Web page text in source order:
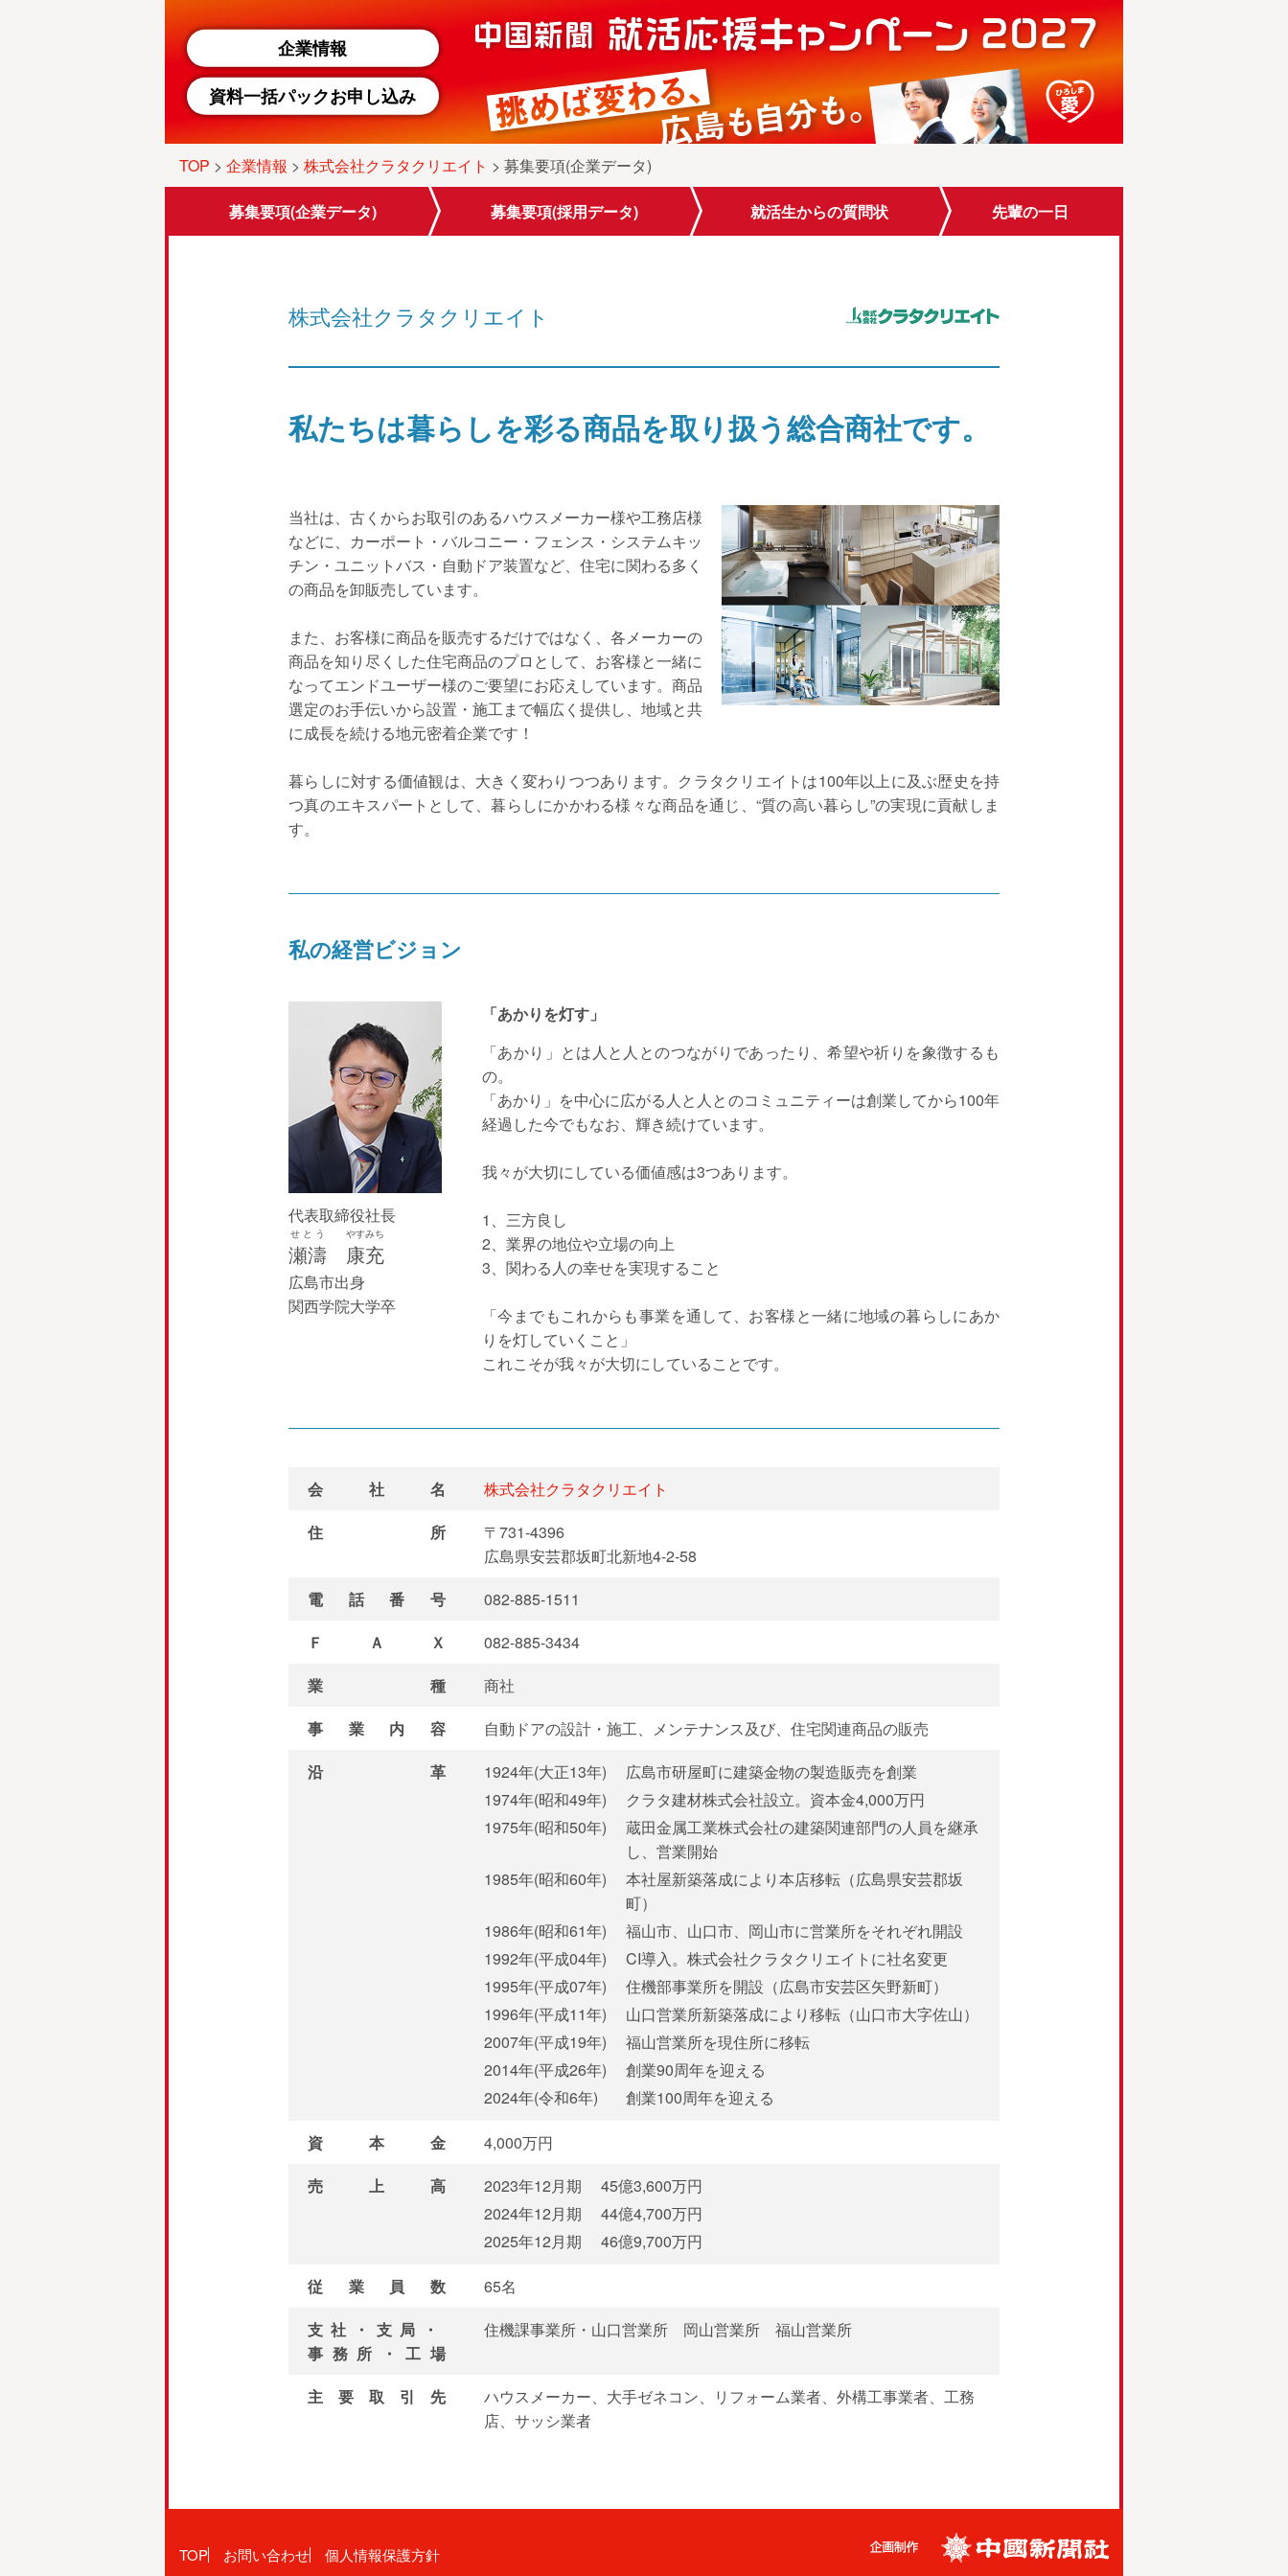
企業情報
資料一括パックお申し込み
TOP > 企業情報 > 株式会社クラタクリエイト > 募集要項(企業データ)
募集要項(企業データ) 募集要項(採用データ) 就活生からの質問状 先輩の一日
株式会社クラタクリエイト
私たちは暮らしを彩る商品を取り扱う総合商社です。
当社は、古くからお取引のあるハウスメーカー様や工務店様
などに、カーポート・バルコニー・フェンス・システムキッ
チン・ユニットバス・自動ドア装置など、住宅に関わる多く
の商品を卸販売しています。
また、お客様に商品を販売するだけではなく、各メーカーの
商品を知り尽くした住宅商品のプロとして、お客様と一緒に
なってエンドユーザー様のご要望にお応えしています。商品
選定のお手伝いから設置・施工まで幅広く提供し、地域と共
に成長を続ける地元密着企業です！
暮らしに対する価値観は、大きく変わりつつあります。クラタクリエイトは100年以上に及ぶ歴史を持
つ真のエキスパートとして、暮らしにかかわる様々な商品を通じ、“質の高い暮らし”の実現に貢献しま
す。
私の経営ビジョン
代表取締役社長
瀬濤
せとう
康充
やすみち
広島市出身
関西学院大学卒
「あかりを灯す」
「あかり」とは人と人とのつながりであったり、希望や祈りを象徴するも
の。
「あかり」を中心に広がる人と人とのコミュニティーは創業してから100年
経過した今でもなお、輝き続けています。
我々が大切にしている価値感は3つあります。
1、三方良し
2、業界の地位や立場の向上
3、関わる人の幸せを実現すること
「今までもこれからも事業を通して、お客様と一緒に地域の暮らしにあか
りを灯していくこと」
これこそが我々が大切にしていることです。
会社名
株式会社クラタクリエイト
住所
〒731-4396
広島県安芸郡坂町北新地4-2-58
電話番号
082-885-1511
ＦＡＸ
082-885-3434
業種
商社
事業内容
自動ドアの設計・施工、メンテナンス及び、住宅関連商品の販売
沿革
1924年(大正13年)
広島市研屋町に建築金物の製造販売を創業
1974年(昭和49年)
クラタ建材株式会社設立。資本金4,000万円
1975年(昭和50年)
蔵田金属工業株式会社の建築関連部門の人員を継承
し、営業開始
1985年(昭和60年)
本社屋新築落成により本店移転（広島県安芸郡坂
町）
1986年(昭和61年)
福山市、山口市、岡山市に営業所をそれぞれ開設
1992年(平成04年)
CI導入。株式会社クラタクリエイトに社名変更
1995年(平成07年)
住機部事業所を開設（広島市安芸区矢野新町）
1996年(平成11年)
山口営業所新築落成により移転（山口市大字佐山）
2007年(平成19年)
福山営業所を現住所に移転
2014年(平成26年)
創業90周年を迎える
2024年(令和6年)
創業100周年を迎える
資本金
4,000万円
売上高
2023年12月期
45億3,600万円
2024年12月期
44億4,700万円
2025年12月期
46億9,700万円
従業員数
65名
支社・支局・
事務所・工場
住機課事業所・山口営業所 岡山営業所 福山営業所
主要取引先
ハウスメーカー、大手ゼネコン、リフォーム業者、外構工事業者、工務
店、サッシ業者
TOP お問い合わせ 個人情報保護方針